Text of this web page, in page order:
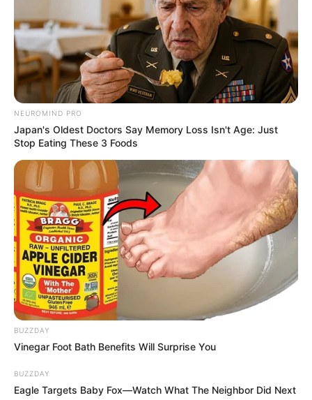
NEUROMIND PRO
Japan's Oldest Doctors Say Memory Loss Isn't Age: Just
Stop Eating These 3 Foods
BUZZDAY
Vinegar Foot Bath Benefits Will Surprise You
BUZZDAY
Eagle Targets Baby Fox—Watch What The Neighbor Did Next